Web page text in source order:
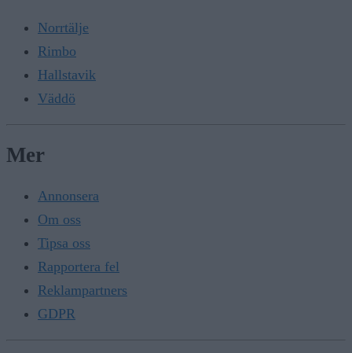
Norrtälje
Rimbo
Hallstavik
Väddö
Mer
Annonsera
Om oss
Tipsa oss
Rapportera fel
Reklampartners
GDPR